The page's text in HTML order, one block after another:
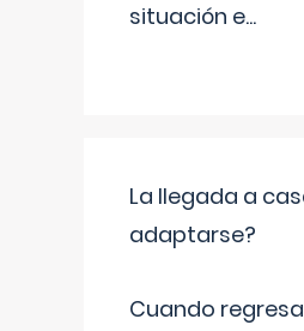
situación e...
La llegada a
adaptarse?
Cuando